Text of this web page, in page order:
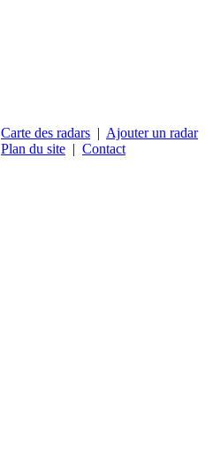
Carte des radars | Ajouter un radar
Plan du site | Contact